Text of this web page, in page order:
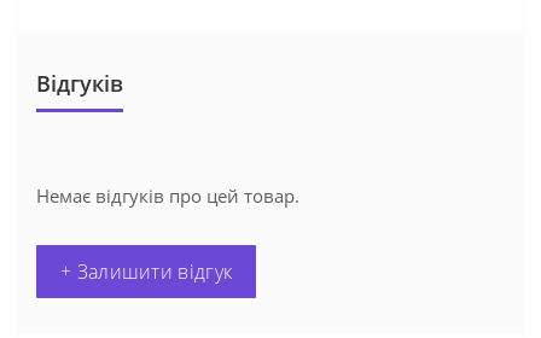
Відгуків
Немає відгуків про цей товар.
+ Залишити відгук